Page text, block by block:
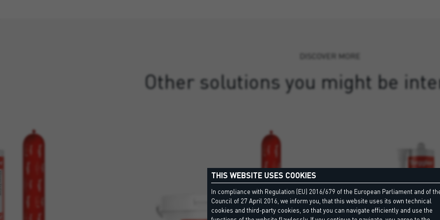
DISCOVER MORE
Other solutions you might be
THIS WEBSITE USES COOKIES
In compliance with Regulation (EU) 2016/679 of the European Parliament and of
Council of 27 April 2016, we inform you, that this website uses its own technical
cookies and third-party cookies, so that you can navigate efficiently and use the